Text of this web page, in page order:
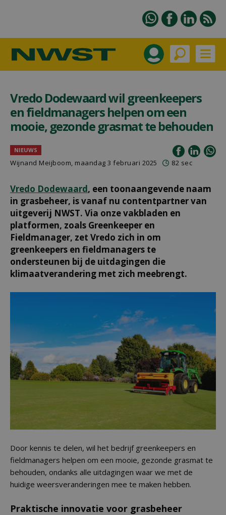
Vredo Dodewaard wil greenkeepers
en fieldmanagers helpen om een
mooie, gezonde grasmat te behouden
NIEUWS
Wijnand Meijboom, maandag 3 februari 2025 82 sec
Vredo Dodewaard, een toonaangevende naam
in grasbeheer, is vanaf nu contentpartner van
uitgeverij NWST. Via onze vakbladen en
platformen, zoals Greenkeeper en
Fieldmanager, zet Vredo zich in om
greenkeepers en fieldmanagers te
ondersteunen bij de uitdagingen die
klimaatverandering met zich meebrengt.
Door kennis te delen, wil het bedrijf greenkeepers en
fieldmanagers helpen om een mooie, gezonde grasmat te
behouden, ondanks alle uitdagingen waar we met de
huidige weersveranderingen mee te maken hebben.
Praktische innovatie voor grasbeheer